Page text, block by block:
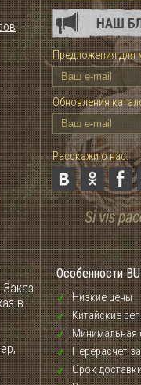
Предложения для
Обновления
Расскажи о нас:
в
Особенности
Низкие цены
Китайские
Минимальная
Перерасчёт
Срок